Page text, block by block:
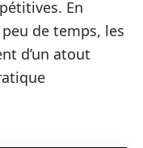
En
de temps, les
d’un atout